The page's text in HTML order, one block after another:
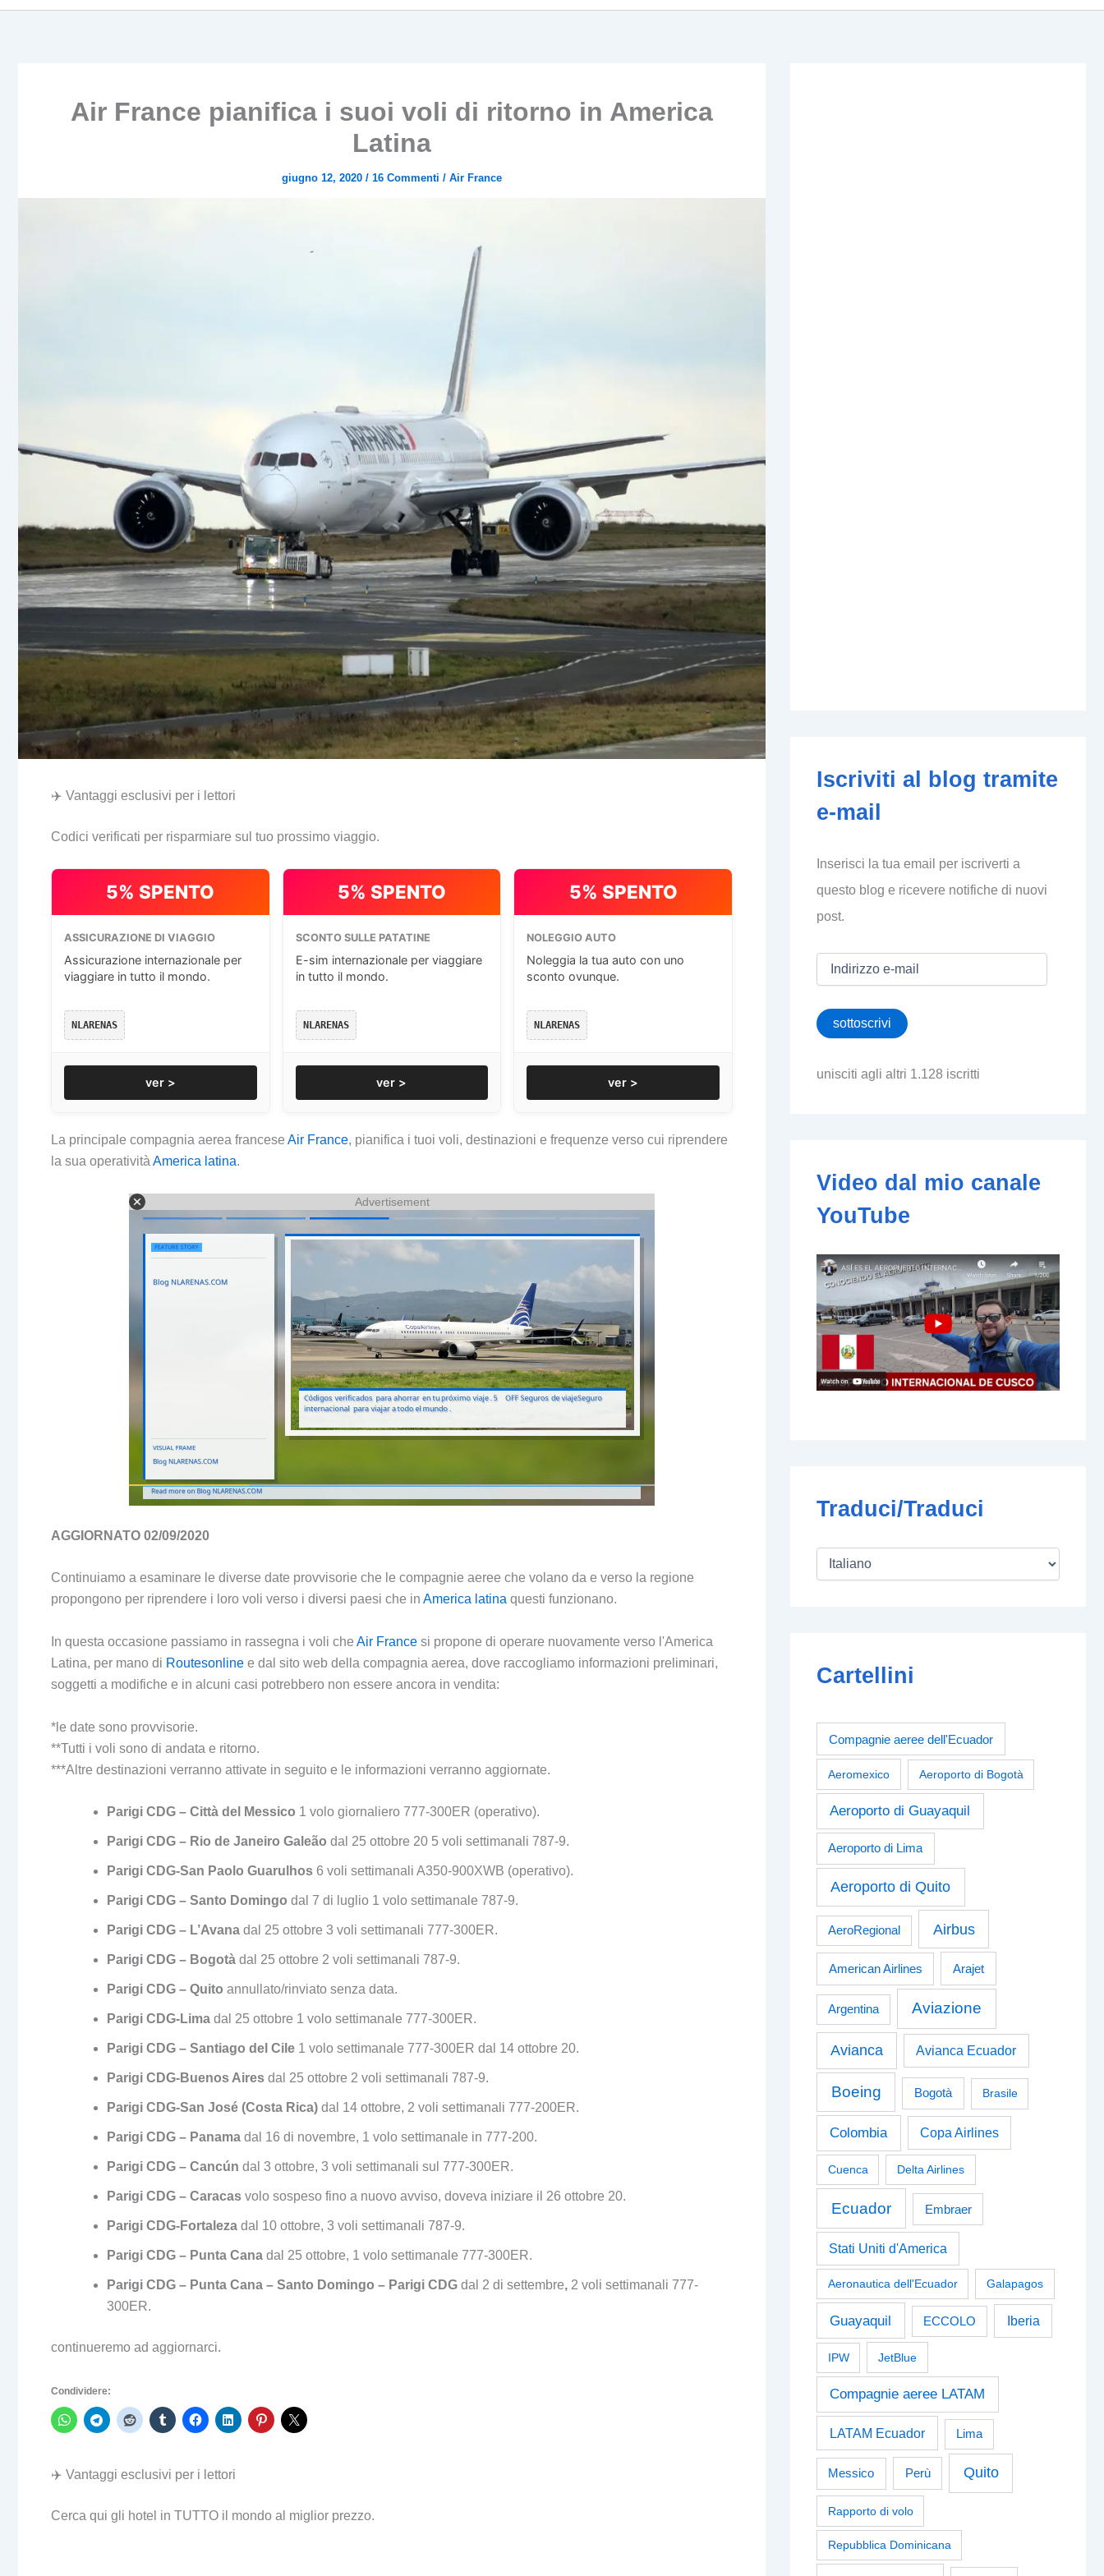
Air France pianifica i suoi voli di ritorno in America
Latina
giugno 12, 2020 / 16 Commenti / Air France
✈️ Vantaggi esclusivi per i lettori
Codici verificati per risparmiare sul tuo prossimo viaggio.
5% SPENTO
ASSICURAZIONE DI VIAGGIO
Assicurazione internazionale per
viaggiare in tutto il mondo.
NLARENAS
ver >
5% SPENTO
SCONTO SULLE PATATINE
E-sim internazionale per viaggiare
in tutto il mondo.
NLARENAS
ver >
5% SPENTO
NOLEGGIO AUTO
Noleggia la tua auto con uno
sconto ovunque.
NLARENAS
ver >
La principale compagnia aerea francese Air France, pianifica i tuoi voli, destinazioni e frequenze verso cui riprendere
la sua operatività America latina.
Advertisement
AGGIORNATO 02/09/2020
Continuiamo a esaminare le diverse date provvisorie che le compagnie aeree che volano da e verso la regione
propongono per riprendere i loro voli verso i diversi paesi che in America latina questi funzionano.
In questa occasione passiamo in rassegna i voli che Air France si propone di operare nuovamente verso l'America
Latina, per mano di Routesonline e dal sito web della compagnia aerea, dove raccogliamo informazioni preliminari,
soggetti a modifiche e in alcuni casi potrebbero non essere ancora in vendita:
*le date sono provvisorie.
**Tutti i voli sono di andata e ritorno.
***Altre destinazioni verranno attivate in seguito e le informazioni verranno aggiornate.
Parigi CDG – Città del Messico 1 volo giornaliero 777-300ER (operativo).
Parigi CDG – Rio de Janeiro Galeão dal 25 ottobre 20 5 voli settimanali 787-9.
Parigi CDG-San Paolo Guarulhos 6 voli settimanali A350-900XWB (operativo).
Parigi CDG – Santo Domingo dal 7 di luglio 1 volo settimanale 787-9.
Parigi CDG – L’Avana dal 25 ottobre 3 voli settimanali 777-300ER.
Parigi CDG – Bogotà dal 25 ottobre 2 voli settimanali 787-9.
Parigi CDG – Quito annullato/rinviato senza data.
Parigi CDG-Lima dal 25 ottobre 1 volo settimanale 777-300ER.
Parigi CDG – Santiago del Cile 1 volo settimanale 777-300ER dal 14 ottobre 20.
Parigi CDG-Buenos Aires dal 25 ottobre 2 voli settimanali 787-9.
Parigi CDG-San José (Costa Rica) dal 14 ottobre, 2 voli settimanali 777-200ER.
Parigi CDG – Panama dal 16 di novembre, 1 volo settimanale in 777-200.
Parigi CDG – Cancún dal 3 ottobre, 3 voli settimanali sul 777-300ER.
Parigi CDG – Caracas volo sospeso fino a nuovo avviso, doveva iniziare il 26 ottobre 20.
Parigi CDG-Fortaleza dal 10 ottobre, 3 voli settimanali 787-9.
Parigi CDG – Punta Cana dal 25 ottobre, 1 volo settimanale 777-300ER.
Parigi CDG – Punta Cana – Santo Domingo – Parigi CDG dal 2 di settembre, 2 voli settimanali 777-
300ER.
continueremo ad aggiornarci.
Condividere:
✈️ Vantaggi esclusivi per i lettori
Cerca qui gli hotel in TUTTO il mondo al miglior prezzo.
Iscriviti al blog tramite
e-mail
Inserisci la tua email per iscriverti a
questo blog e ricevere notifiche di nuovi
post.
r
z
i
sottoscrivi
unisciti agli altri 1.128 iscritti
Video dal mio canale
YouTube
Traduci/Traduci
Cartellini
Compagnie aeree dell'Ecuador
Aeromexico Aeroporto di Bogotà
Aeroporto di Guayaquil
Aeroporto di Lima
Aeroporto di Quito
AeroRegional Airbus
American Airlines Arajet
Argentina Aviazione
Avianca Avianca Ecuador
Boeing Bogotà Brasile
Colombia Copa Airlines
Cuenca Delta Airlines
Ecuador Embraer
Stati Uniti d'America
Aeronautica dell'Ecuador Galapagos
Guayaquil ECCOLO Iberia
IPW JetBlue
Compagnie aeree LATAM
LATAM Ecuador Lima
Messico Perù Quito
Rapporto di volo
Repubblica Dominicana